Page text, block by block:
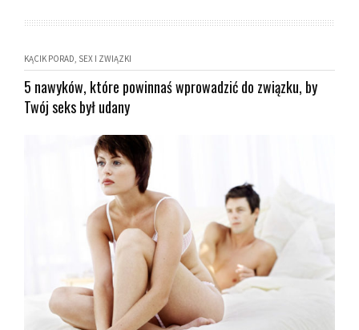
KĄCIK PORAD SEX I ZWIĄZKI
5 nawyków, które powinnaś wprowadzić do związku, by
Twój seks był udany